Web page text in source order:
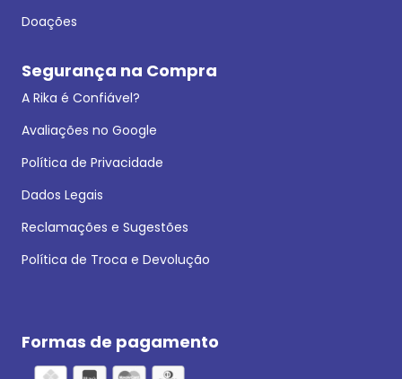
Doações
Segurança na Compra
A Rika é Confiável?
Avaliações no Google
Política de Privacidade
Dados Legais
Reclamações e Sugestões
Política de Troca e Devolução
Formas de pagamento